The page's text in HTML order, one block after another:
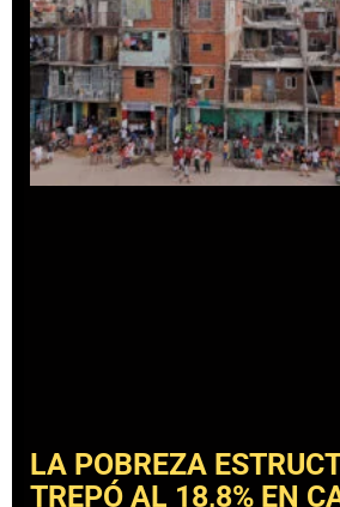
LA POBREZA
TREPÓ AL 18,8% EN